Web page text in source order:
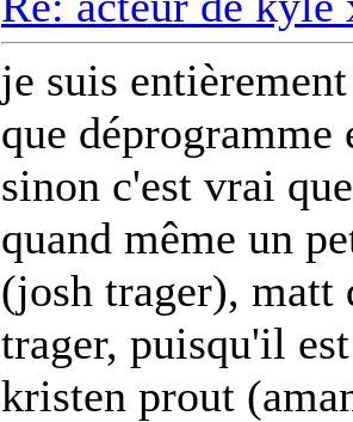
je suis
que
sinon c'est vrai
quand même un
(josh trager),
trager, puisqu'il
kristen prout